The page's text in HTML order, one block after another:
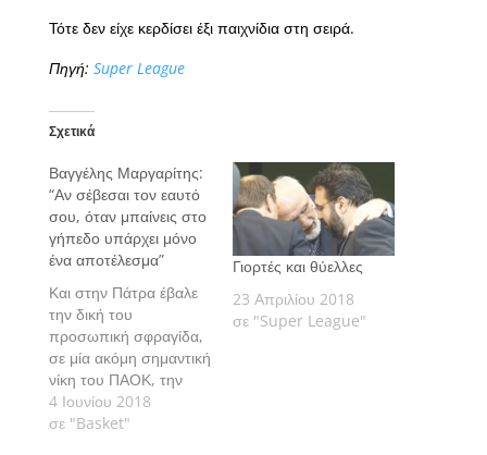
Τότε δεν είχε κερδίσει έξι παιχνίδια στη σειρά.
Πηγή: Super League
Σχετικά
Βαγγέλης Μαργαρίτης:
“Αν σέβεσαι τον εαυτό
σου, όταν μπαίνεις στο
γήπεδο υπάρχει μόνο
ένα αποτέλεσμα”
Και στην Πάτρα έβαλε
την δική του
προσωπική σφραγίδα,
σε μία ακόμη σημαντική
νίκη του ΠΑΟΚ, την
πρώτη της εφετινής
σεζόν επί του
4 Ιουνίου 2018
σε "Basket"
Γιορτές και θύελλες
23 Απριλίου 2018
σε "Super League"